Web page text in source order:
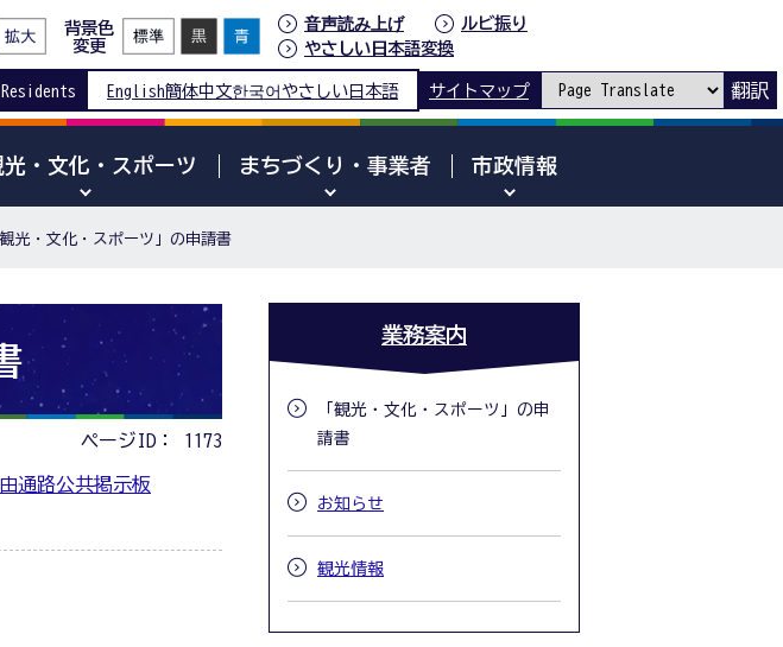
背景色
変更
音声読み上げ
ルビ振り
やさしい日本語変換
English簡体中文한국어 やさしい日本語 サイトマップ 翻訳
光・文化・スポーツ まちづくり・事業者 市政情報
観光・文化・スポーツ」の申請書
ページID： 1173
通路公共掲示板
業務案内
「観光・文化・スポーツ」の申
請書
お知らせ
観光情報